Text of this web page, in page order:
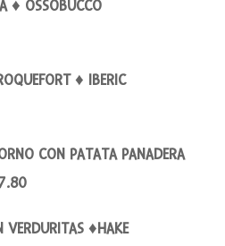
♦ OSSOBUCCO
♦ IBERIC
CON PATATA PANADERA
VERDURITAS ♦HAKE